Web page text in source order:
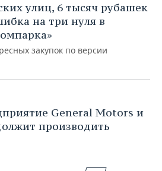
улиц, 6 тысяч рубашек
на три нуля в
закупок по версии
General Motors и
производить